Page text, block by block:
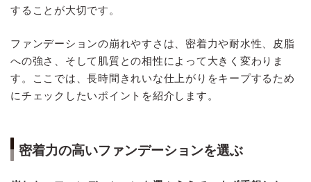
することが大切です。
ファンデーションの崩れやすさは、密着力や耐水性、皮脂
への強さ、そして肌質との相性によって大きく変わりま
す。ここでは、長時間きれいな仕上がりをキープするため
にチェックしたいポイントを紹介します。
密着力の高いファンデーションを選ぶ